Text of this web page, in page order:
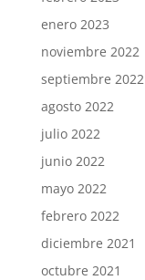
enero 2023
noviembre 2022
septiembre 2022
agosto 2022
julio 2022
junio 2022
mayo 2022
febrero 2022
diciembre 2021
octubre 2021